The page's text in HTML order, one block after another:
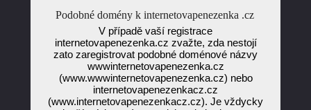
Podobné domény k internetovapenezenka .cz
V případě vaší registrace
internetovapenezenka.cz zvažte, zda nestojí
zato zaregistrovat podobné doménové názvy
wwwinternetovapenezenka.cz
(www.wwwinternetovapenezenka.cz) nebo
internetovapenezenkacz.cz
(www.internetovapenezenkacz.cz). Je vždycky